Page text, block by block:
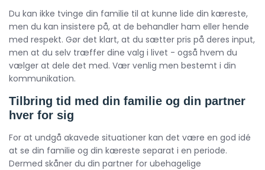
Du kan ikke tvinge din familie til at kunne lide din kæreste,
men du kan insistere på, at de behandler ham eller hende
med respekt. Gør det klart, at du sætter pris på deres input,
men at du selv træffer dine valg i livet - også hvem du
vælger at dele det med. Vær venlig men bestemt i din
kommunikation.
Tilbring tid med din familie og din partner
hver for sig
For at undgå akavede situationer kan det være en god idé
at se din familie og din kæreste separat i en periode.
Dermed skåner du din partner for ubehagelige